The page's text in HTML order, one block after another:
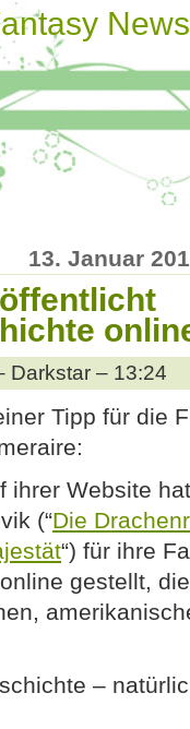
News
13. Januar
Darkstar – 13:24
Tipp für die
ihrer Website
(“Die
“) für ihre
gestellt,
–